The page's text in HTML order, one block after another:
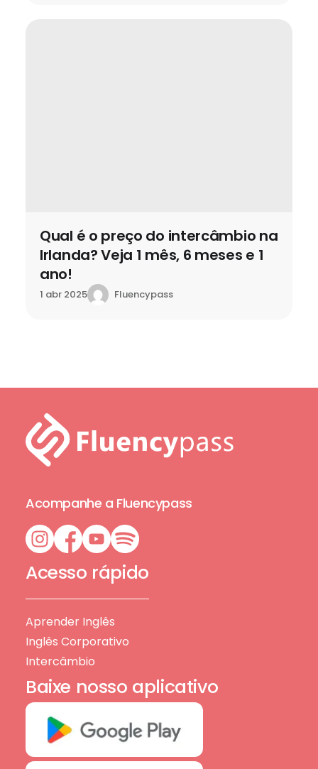
Qual é o preço do intercâmbio na
Irlanda? Veja 1 mês, 6 meses e 1
ano!
1 abr 2025 Fluencypass
Acompanhe a Fluencypass
Acesso rápido
Aprender Inglês
Inglês Corporativo
Intercâmbio
Baixe nosso aplicativo